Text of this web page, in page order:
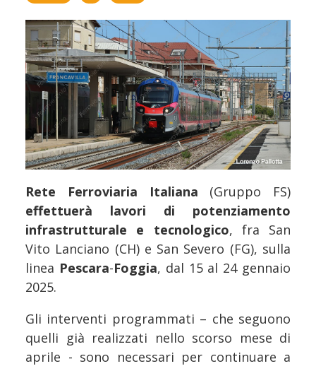
Rete Ferroviaria Italiana (Gruppo FS)
effettuerà lavori di potenziamento
infrastrutturale e tecnologico, fra San
Vito Lanciano (CH) e San Severo (FG), sulla
linea Pescara-Foggia, dal 15 al 24 gennaio
2025.
Gli interventi programmati – che seguono
quelli già realizzati nello scorso mese di
aprile - sono necessari per continuare a